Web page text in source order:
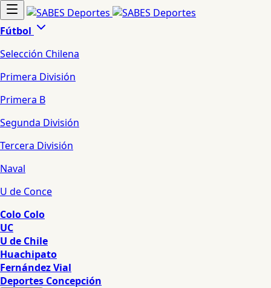
Fútbol
Selección Chilena
Primera División
Primera B
Segunda División
Tercera División
Naval
U de Conce
Colo Colo
UC
U de Chile
Huachipato
Fernández Vial
Deportes Concepción